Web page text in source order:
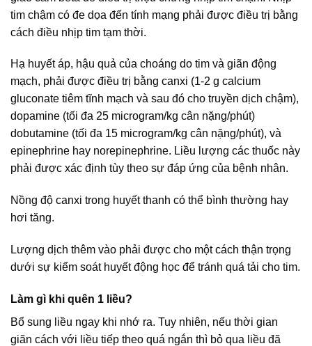
tim chậm có đe dọa đến tính mạng phải được điều trị bằng
cách điều nhịp tim tạm thời.
Hạ huyết áp, hậu quả của choáng do tim và giãn động
mạch, phải được điều trị bằng canxi (1-2 g calcium
gluconate tiêm tĩnh mạch và sau đó cho truyền dịch chậm),
dopamine (tối đa 25 microgram/kg cân nặng/phút)
dobutamine (tối đa 15 microgram/kg cân nặng/phút), và
epinephrine hay norepinephrine. Liều lượng các thuốc này
phải được xác định tùy theo sự đáp ứng của bệnh nhân.
Nồng độ canxi trong huyết thanh có thể bình thường hay
hơi tăng.
Lượng dịch thêm vào phải được cho một cách thận trọng
dưới sự kiểm soát huyết động học để tránh quá tải cho tim.
Làm gì khi quên 1 liều?
Bổ sung liều ngay khi nhớ ra. Tuy nhiên, nếu thời gian
giãn cách với liều tiếp theo quá ngắn thì bỏ qua liều đã